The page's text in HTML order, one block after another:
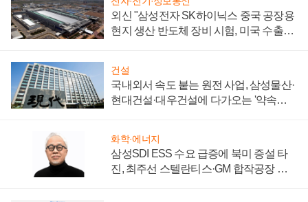
외신 "삼성전자 SK하이닉스 중국 공장용
현지 생산 반도체 장비 시험, 미국 수출통
건설
국내외서 속도 붙는 원전 사업, 삼성물산·
현대건설·대우건설에 다가오는 '약속의
화학·에너지
삼성SDI ESS 수요 급증에 북미 증설 타
진, 최주선 스텔란티스·GM 합작공장 건